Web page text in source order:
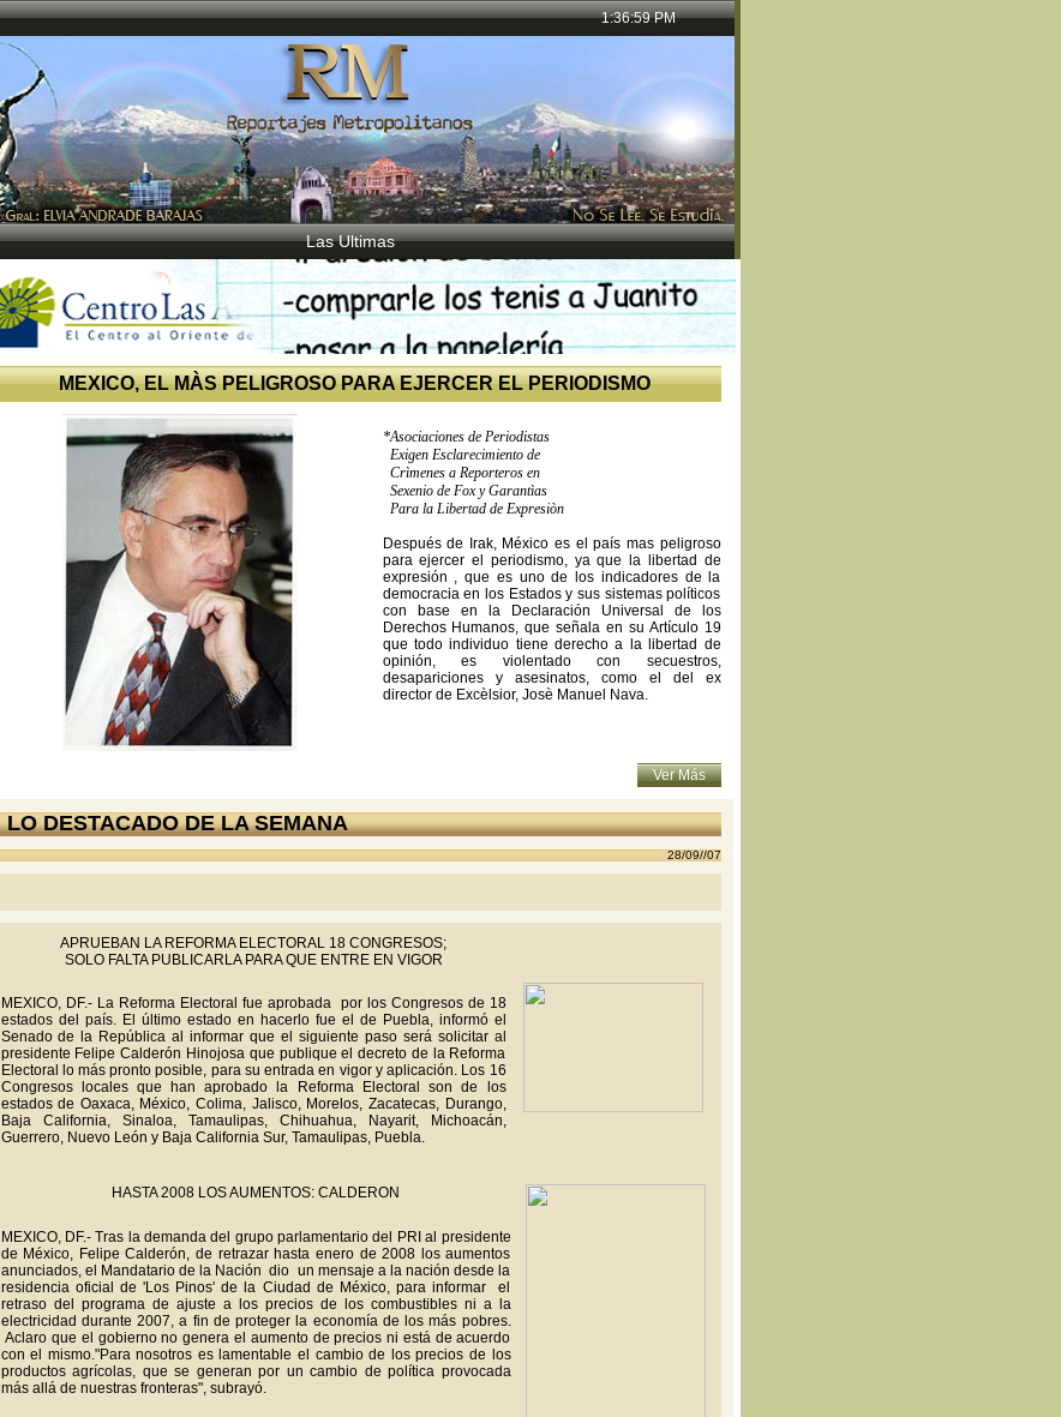
1:37:00 PM
Las Ultimas
MEXICO, EL MÀS PELIGROSO PARA EJERCER EL PERIODISMO
*Asociaciones de Periodistas
Exigen Esclarecimiento de
Crìmenes a Reporteros en
Sexenio de Fox y Garantìas
Para la Libertad de Expresiòn
Después de Irak, México es el país mas peligroso
para ejercer el periodismo, ya que la libertad de
expresión , que es uno de los indicadores de la
democracia en los Estados y sus sistemas políticos
con base en la Declaración Universal de los
Derechos Humanos, que señala en su Artículo 19
que todo individuo tiene derecho a la libertad de
opinión, es violentado con secuestros,
desapariciones y asesinatos, como el del ex
director de Excèlsior, Josè Manuel Nava.
Ver Más
LO DESTACADO DE LA SEMANA
28/09//07
APRUEBAN LA REFORMA ELECTORAL 18 CONGRESOS;
SOLO FALTA PUBLICARLA PARA QUE ENTRE EN VIGOR
MEXICO, DF.- La Reforma Electoral fue aprobada por los Congresos de 18
estados del país. El último estado en hacerlo fue el de Puebla, informó el
Senado de la República al informar que el siguiente paso será solicitar al
presidente Felipe Calderón Hinojosa que publique el decreto de la Reforma
Electoral lo más pronto posible, para su entrada en vigor y aplicación. Los 16
Congresos locales que han aprobado la Reforma Electoral son de los
estados de Oaxaca, México, Colima, Jalisco, Morelos, Zacatecas, Durango,
Baja California, Sinaloa, Tamaulipas, Chihuahua, Nayarit, Michoacán,
Guerrero, Nuevo León y Baja California Sur, Tamaulipas, Puebla.
HASTA 2008 LOS AUMENTOS: CALDERON
MEXICO, DF.- Tras la demanda del grupo parlamentario del PRI al presidente
de México, Felipe Calderón, de retrazar hasta enero de 2008 los aumentos
anunciados, el Mandatario de la Nación dio un mensaje a la nación desde la
residencia oficial de 'Los Pinos' de la Ciudad de México, para informar el
retraso del programa de ajuste a los precios de los combustibles ni a la
electricidad durante 2007, a fin de proteger la economía de los más pobres.
Aclaro que el gobierno no genera el aumento de precios ni está de acuerdo
con el mismo."Para nosotros es lamentable el cambio de los precios de los
productos agrícolas, que se generan por un cambio de política provocada
más allá de nuestras fronteras", subrayó.